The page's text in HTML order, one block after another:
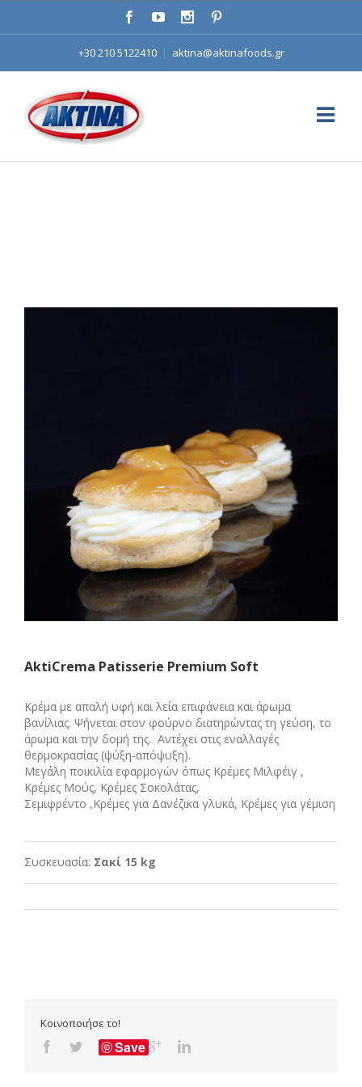
+30 210 5122410 | aktina@aktinafoods.gr
AktiCrema Patisserie Premium Soft
Κρέμα με απαλή υφή και λεία επιφάνεια και άρωμα
βανίλιας. Ψήνεται στον φούρνο διατηρώντας τη γεύση, το
άρωμα και την δομή της. Αντέχει στις εναλλαγές
θερμοκρασίας (ψύξη-απόψυξη).
Μεγάλη ποικιλία εφαρμογών όπως Κρέμες Μιλφέιγ ,
Κρέμες Μούς, Κρέμες Σοκολάτας,
Σεμιφρέντο ,Κρέμες για Δανέζικα γλυκά, Κρέμες για γέμιση
Συσκευασία: Σακί 15 kg
Κοινοποιήσε το!
Save